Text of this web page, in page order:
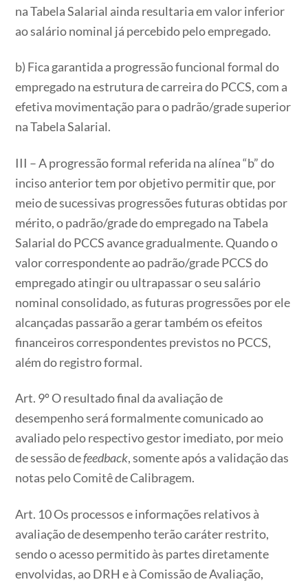
na Tabela Salarial ainda resultaria em valor inferior
ao salário nominal já percebido pelo empregado.
b) Fica garantida a progressão funcional formal do
empregado na estrutura de carreira do PCCS, com a
efetiva movimentação para o padrão/grade superior
na Tabela Salarial.
III – A progressão formal referida na alínea “b” do
inciso anterior tem por objetivo permitir que, por
meio de sucessivas progressões futuras obtidas por
mérito, o padrão/grade do empregado na Tabela
Salarial do PCCS avance gradualmente. Quando o
valor correspondente ao padrão/grade PCCS do
empregado atingir ou ultrapassar o seu salário
nominal consolidado, as futuras progressões por ele
alcançadas passarão a gerar também os efeitos
financeiros correspondentes previstos no PCCS,
além do registro formal.
Art. 9º O resultado final da avaliação de
desempenho será formalmente comunicado ao
avaliado pelo respectivo gestor imediato, por meio
de sessão defeedback, somente após a validação das
notas pelo Comitê de Calibragem.
Art. 10 Os processos e informações relativos à
avaliação de desempenho terão caráter restrito,
sendo o acesso permitido às partes diretamente
envolvidas, ao DRH e à Comissão de Avaliação,